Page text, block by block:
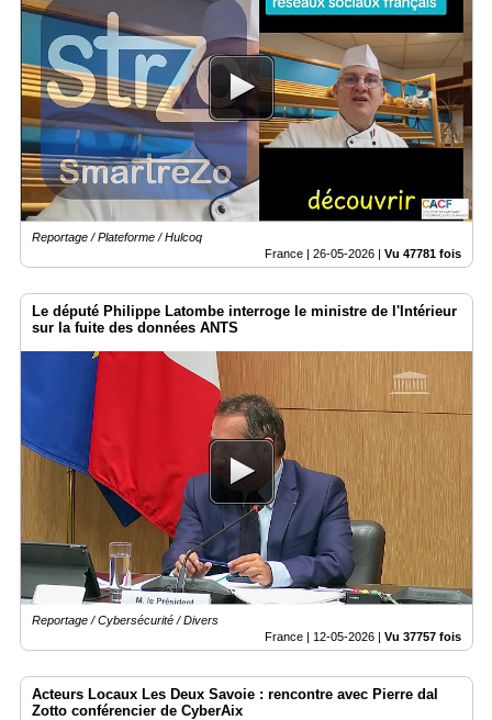
Reportage / Plateforme / Hulcoq
France | 26-05-2026 | Vu 47781 fois
Le député Philippe Latombe interroge le ministre de l'Intérieur
sur la fuite des données ANTS
Reportage / Cybersécurité / Divers
France | 12-05-2026 | Vu 37757 fois
Acteurs Locaux Les Deux Savoie : rencontre avec Pierre dal
Zotto conférencier de CyberAix